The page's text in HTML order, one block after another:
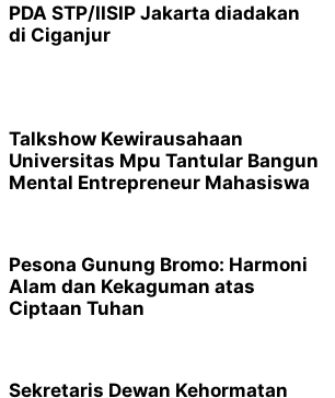
PDA STP/IISIP Jakarta diadakan
di Ciganjur
Talkshow Kewirausahaan
Universitas Mpu Tantular Bangun
Mental Entrepreneur Mahasiswa
Pesona Gunung Bromo: Harmoni
Alam dan Kekaguman atas
Ciptaan Tuhan
Sekretaris Dewan Kehormatan